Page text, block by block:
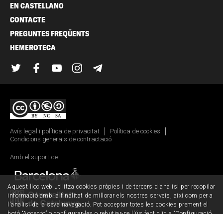
EN CASTELLANO
CONTACTE
PREGUNTES FREQÜENTS
HEMEROTECA
TwitterFacebook
YouTubeInstagram
Avís legal i política de privacitat
Política de cookies
Condicions generals de contractació
Amb el suport de:
Aquest lloc web utilitza cookies pròpies i de tercers d'anàlisi per recopilar
informació amb la finalitat de millorar els nostres serveis, així com per a
l'anàlisi de la seva navegació. Pot acceptar totes les cookies prement el